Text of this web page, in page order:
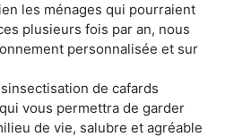
les ménages qui pourraient
plusieurs fois par an, nous
personnalisée et sur
de cafards
vous permettra de garder
de vie, salubre et agréable